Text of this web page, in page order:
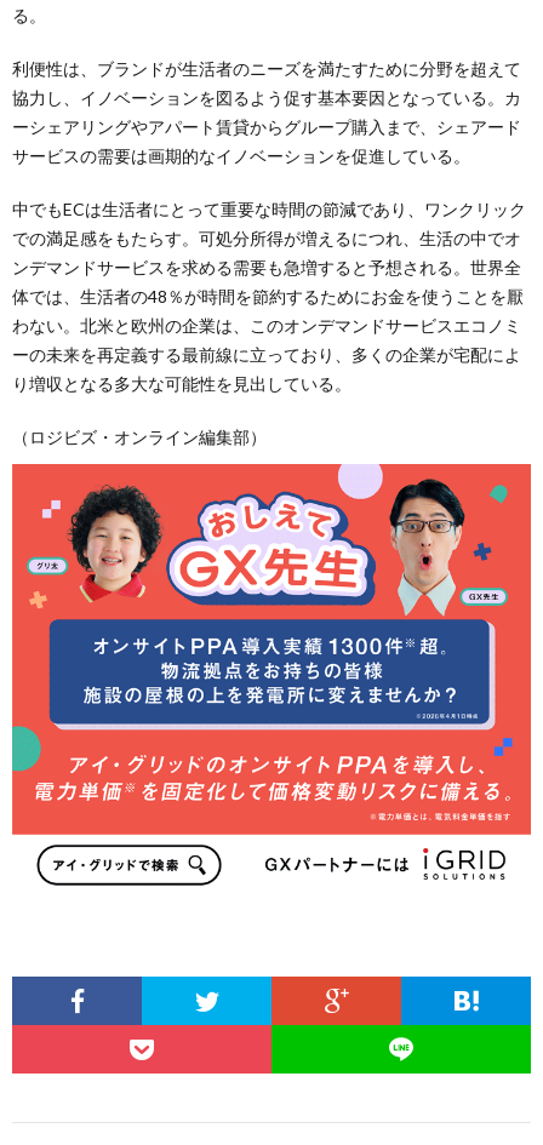
る。
利便性は、ブランドが生活者のニーズを満たすために分野を超えて
協力し、イノベーションを図るよう促す基本要因となっている。カ
ーシェアリングやアパート賃貸からグループ購入まで、シェアード
サービスの需要は画期的なイノベーションを促進している。
中でもECは生活者にとって重要な時間の節減であり、ワンクリック
での満足感をもたらす。可処分所得が増えるにつれ、生活の中でオ
ンデマンドサービスを求める需要も急増すると予想される。世界全
体では、生活者の48％が時間を節約するためにお金を使うことを厭
わない。北米と欧州の企業は、このオンデマンドサービスエコノミ
ーの未来を再定義する最前線に立っており、多くの企業が宅配によ
り増収となる多大な可能性を見出している。
（ロジビズ・オンライン編集部）